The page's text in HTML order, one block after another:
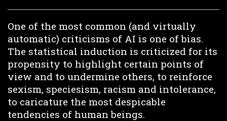
One of the most common (and virtually
automatic) criticisms of AI is one of bias.
The statistical induction is criticized for its
propensity to highlight certain points of
view and to undermine others, to reinforce
sexism, speciesism, racism and intolerance,
to caricature the most despicable
tendencies of human beings.